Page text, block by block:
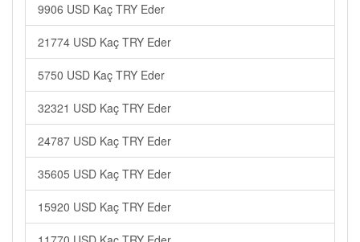
9906 USD Kaç TRY Eder
21774 USD Kaç TRY Eder
5750 USD Kaç TRY Eder
32321 USD Kaç TRY Eder
24787 USD Kaç TRY Eder
35605 USD Kaç TRY Eder
15920 USD Kaç TRY Eder